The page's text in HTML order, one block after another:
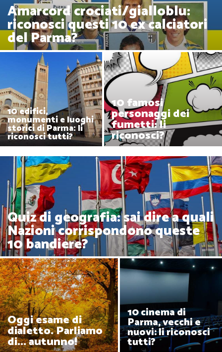
Amarcord crociati/gialloblu:
riconosci questi 10 ex calciatori
del Parma?
10 edifici,
monumenti e luoghi
storici di Parma: li
riconosci tutti?
10 famosi
personaggi dei
fumetti: li
riconosci?
Quiz di geografia: sai dire a quali
Nazioni corrispondono queste
10 bandiere?
Oggi esame di
dialetto. Parliamo
di... autunno!
10 cinema di
Parma, vecchi e
nuovi: li riconosci
tutti?